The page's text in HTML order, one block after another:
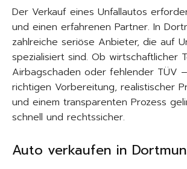
Der Verkauf eines Unfallautos
und einen erfahrenen Partner. In
zahlreiche seriöse Anbieter, die auf
spezialisiert sind. Ob wirtschaftlicher
Airbagschaden oder fehlender TÜV
richtigen Vorbereitung, realistischer
und einem transparenten Prozess
schnell und rechtssicher.
Auto verkaufen in